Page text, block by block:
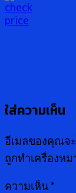
ใส่ความเห็น
อีเมลของคุณจ
ถูกทำเครื่องหม
ความเห็น *